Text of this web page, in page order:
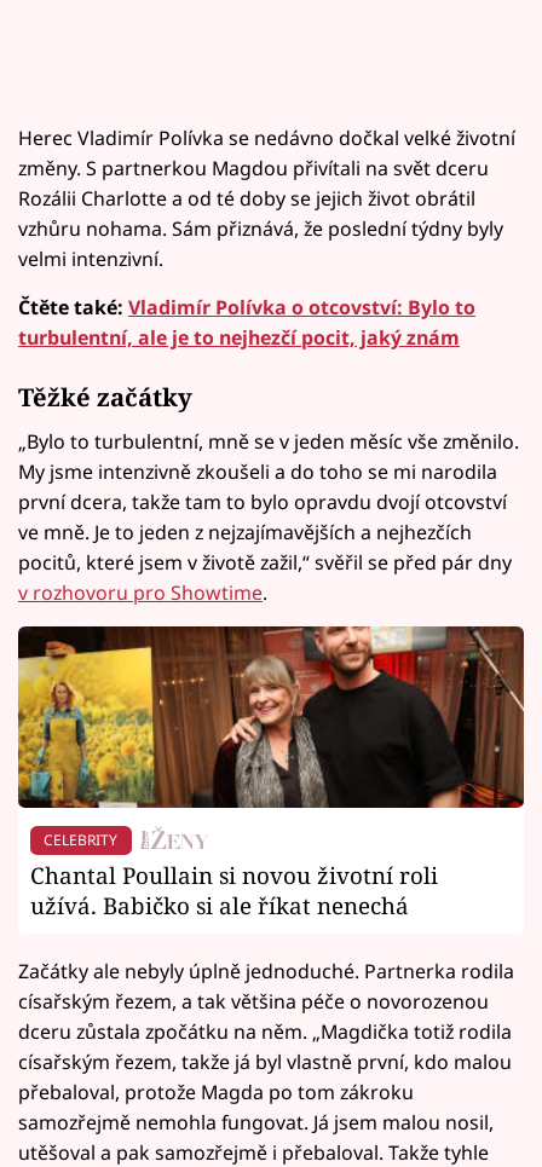
Herec Vladimír Polívka se nedávno dočkal velké životní
změny. S partnerkou Magdou přivítali na svět dceru
Rozálii Charlotte a od té doby se jejich život obrátil
vzhůru nohama. Sám přiznává, že poslední týdny byly
velmi intenzivní.
Čtěte také: Vladimír Polívka o otcovství: Bylo to
turbulentní, ale je to nejhezčí pocit, jaký znám
Těžké začátky
„Bylo to turbulentní, mně se v jeden měsíc vše změnilo.
My jsme intenzivně zkoušeli a do toho se mi narodila
první dcera, takže tam to bylo opravdu dvojí otcovství
ve mně. Je to jeden z nejzajímavějších a nejhezčích
pocitů, které jsem v životě zažil,“ svěřil se před pár dny
v rozhovoru pro Showtime.
CELEBRITY
Chantal Poullain si novou životní roli
užívá. Babičko si ale říkat nenechá
Začátky ale nebyly úplně jednoduché. Partnerka rodila
císařským řezem, a tak většina péče o novorozenou
dceru zůstala zpočátku na něm. „Magdička totiž rodila
císařským řezem, takže já byl vlastně první, kdo malou
přebaloval, protože Magda po tom zákroku
samozřejmě nemohla fungovat. Já jsem malou nosil,
utěšoval a pak samozřejmě i přebaloval. Takže tyhle